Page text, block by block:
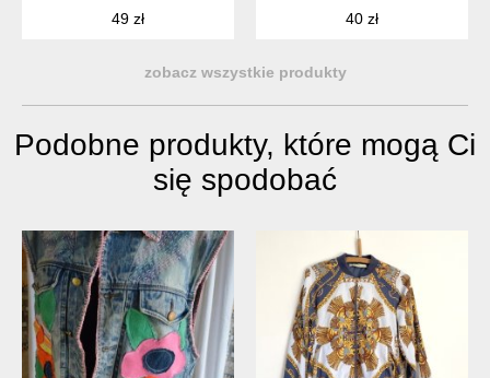
49 zł
40 zł
zobacz wszystkie produkty
Podobne produkty, które mogą Ci
się spodobać